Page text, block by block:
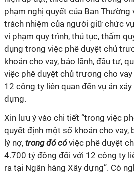
phạm nghị quyết của Ban Thường
trách nhiệm của người giữ chức
vi phạm quy trình, thủ tục, thẩm
dụng trong việc phê duyệt chủ
khoản cho vay, bảo lãnh, đầu tư,
việc phê duyệt chủ trương cho
12 công ty liên quan đến vụ án
dựng.
Xin lưu ý vào chi tiết “trong việc
quyết định một số khoản cho vay,
lý nợ, trong đó cóviệc phê duyệt
4.700 tỷ đồng đối với 12 công ty
ra tại Ngân hàng Xây dựng”. Có